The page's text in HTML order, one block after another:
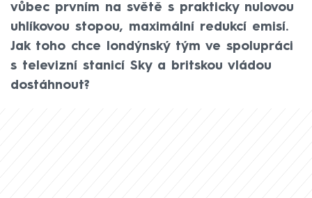
vůbec prvním na světě s prakticky nulovou
uhlíkovou stopou, maximální redukcí emisí.
Jak toho chce londýnský tým ve spolupráci
s televizní stanicí Sky a britskou vládou
dostáhnout?